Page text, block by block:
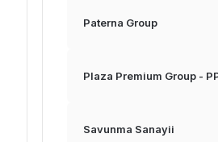
Paterna Group
Plaza Premium Group -
Savunma Sanayii